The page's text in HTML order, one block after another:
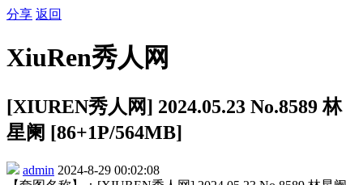
分享 返回
XiuRen秀人网
[XIUREN秀人网] 2024.05.23 No.8589 林
星阑 [86+1P/564MB]
admin 2024-8-29 00:02:08